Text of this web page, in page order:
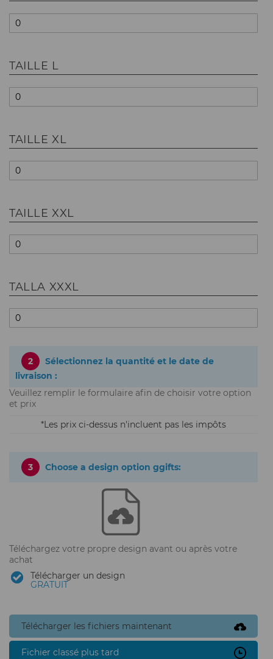
TAILLE L
TAILLE XL
TAILLE XXL
TALLA XXXL
2
Sélectionnez la quantité et le date de
livraison :
Veuillez remplir le formulaire afin de choisir votre option
et prix
Les prix ci-dessus n'incluent pas les impôts
3 Choose a design option ggifts:
Téléchargez votre propre design avant ou après votre
achat
Télécharger un design
GRATUIT
Télécharger les fichiers maintenant
Fichier classé plus tard